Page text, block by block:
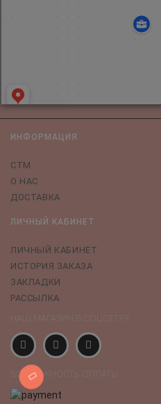
ИНФОРМАЦИЯ
СТМ
О НАС
ДОСТАВКА
ЛИЧНЫЙ КАБИНЕТ
ЛИЧНЫЙ КАБИНЕТ
ИСТОРИЯ ЗАКАЗА
ЗАКЛАДКИ
РАССЫЛКА
НАШ МАГАЗИН В СОЦСЕТЯХ
ВОЗМОЖНОСТЬ ОПЛАТЫ